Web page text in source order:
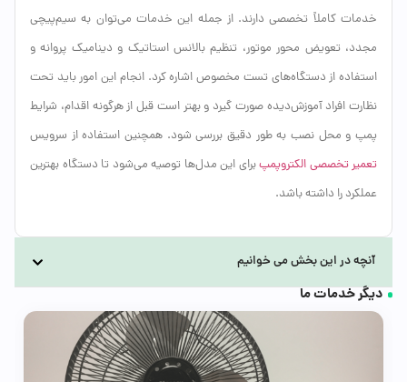
خدمات کاملاً تخصصی دارند. از جمله این خدمات می‌توان به سیم‌پیچی
مجدد، تعویض محور موتور، تنظیم بالانس استاتیک و دینامیک پروانه و
استفاده از دستگاه‌های تست مخصوص اشاره کرد. انجام این امور باید تحت
نظارت افراد آموزش‌دیده صورت گیرد و بهتر است قبل از هرگونه اقدام، شرایط
پمپ و محل نصب به طور دقیق بررسی شود. همچنین استفاده از سرویس
تعمیر تخصصی الکتروپمپبرای این مدل‌ها توصیه می‌شود تا دستگاه بهترین
عملکرد را داشته باشد.
آنچه در این بخش می خوانیم
دیگر خدمات ما